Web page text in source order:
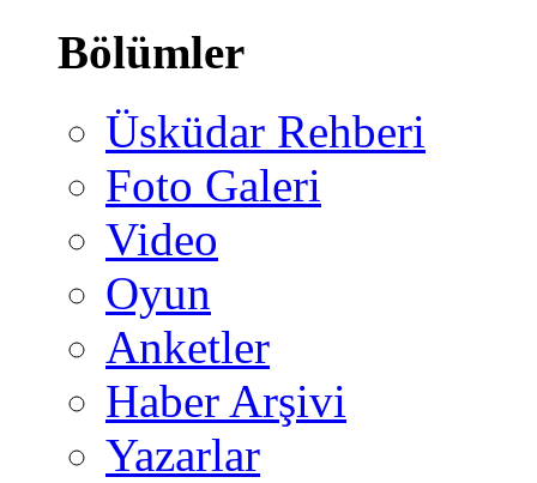
Bölümler
Üsküdar Rehberi
Foto Galeri
Video
Oyun
Anketler
Haber Arşivi
Yazarlar